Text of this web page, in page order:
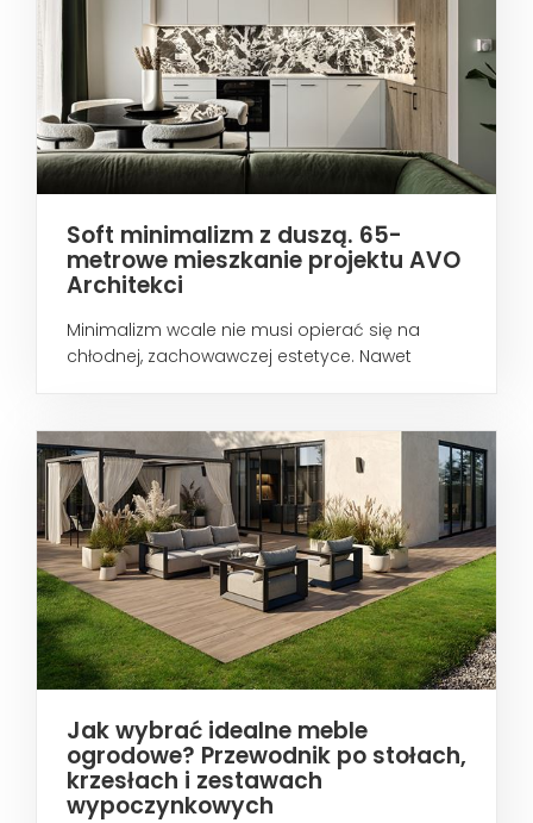
Soft minimalizm z duszą. 65-
metrowe mieszkanie projektu AVO
Architekci
Minimalizm wcale nie musi opierać się na
chłodnej, zachowawczej estetyce. Nawet
Jak wybrać idealne meble
ogrodowe? Przewodnik po stołach,
krzesłach i zestawach
wypoczynkowych